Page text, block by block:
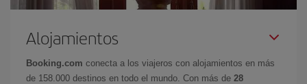
Alojamientos
Booking.com conecta a los viajeros con alojamientos en más
de 158.000 destinos en todo el mundo. Con más de 28